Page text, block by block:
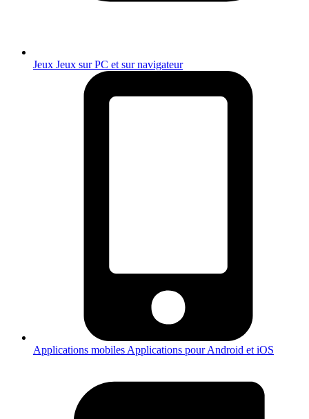
Jeux Jeux sur PC et sur navigateur
Applications mobiles Applications pour Android et iOS